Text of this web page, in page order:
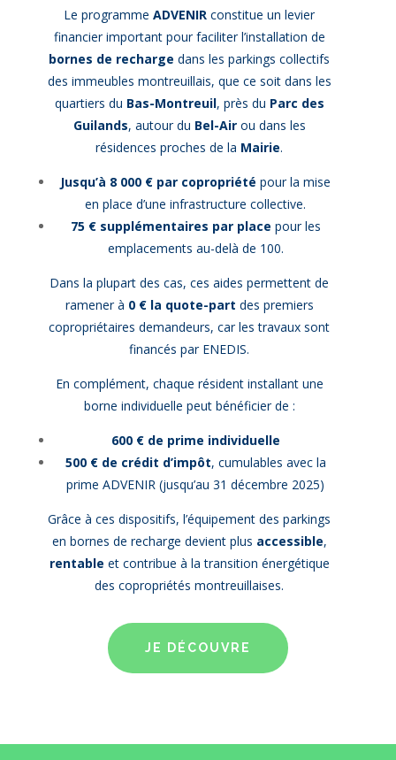
Le programmeADVENIR constitue un levier
financier important pour faciliter l’installation de
bornes de recharge dans les parkings collectifs
des immeubles montreuillais, que ce soit dans les
quartiers du Bas-Montreuil, près du Parc des
Guilands, autour du Bel-Airou dans les
résidences proches de la Mairie.
Jusqu’à 8 000 € par copropriété pour la mise
en place d’une infrastructure collective.
75 € supplémentaires par place pour les
emplacements au-delà de 100.
Dans la plupart des cas, ces aides permettent de
ramener à 0 € la quote-part des premiers
copropriétaires demandeurs, car les travaux sont
financés par ENEDIS.
En complément, chaque résident installant une
borne individuelle peut bénéficier de :
600 € de prime individuelle
500 € de crédit d’impôt, cumulables avec la
prime ADVENIR(jusqu’au 31 décembre 2025)
Grâce à ces dispositifs, l’équipement des parkings
en bornes de recharge devient plus accessible,
rentable et contribue à la transition énergétique
des copropriétés montreuillaises.
JE DÉCOUVRE